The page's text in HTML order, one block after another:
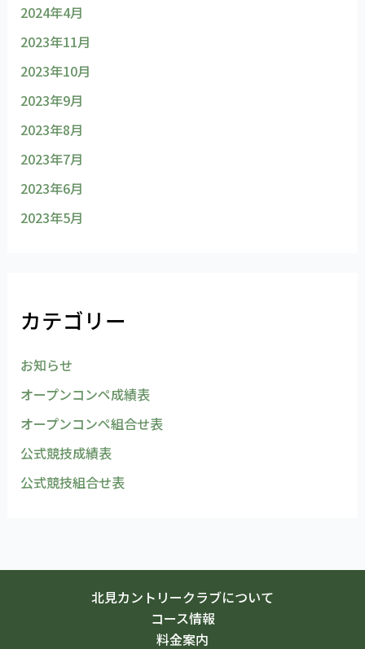
2024年4月
2023年11月
2023年10月
2023年9月
2023年8月
2023年7月
2023年6月
2023年5月
カテゴリー
お知らせ
オープンコンペ成績表
オープンコンペ組合せ表
公式競技成績表
公式競技組合せ表
北見カントリークラブについて
コース情報
料金案内